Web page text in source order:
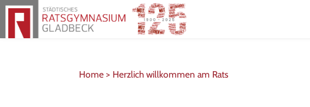
Home > Herzlich willkommen am Rats